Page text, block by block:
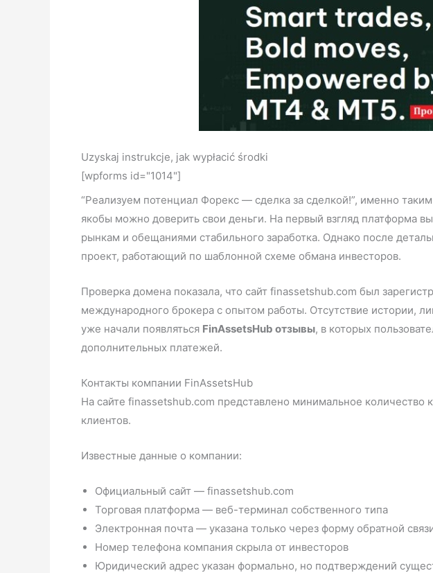
Uzyskaj instrukcje, jak wypłacić środki
[wpforms id="1014"]
“Реализуем потенциал Форекс — сделка за сделкой!”, именно
якобы можно доверить свои деньги. На первый взгляд платформа
рынкам и обещаниями стабильного заработка. Однако после
проект, работающий по шаблонной схеме обмана инвесторов.
Проверка домена показала, что сайт finassetshub.com был
международного брокера с опытом работы. Отсутствие истории,
уже начали появляться FinAssetsHub отзывы, в которых
дополнительных платежей.
Контакты компании FinAssetsHub
На сайте finassetshub.com представлено минимальное
клиентов.
Известные данные о компании:
Официальный сайт — finassetshub.com
Торговая платформа — веб-терминал собственного типа
Электронная почта — указана только через форму обратной
Номер телефона компания скрыла от инвесторов
Юридический адрес указан формально, но подтверждений